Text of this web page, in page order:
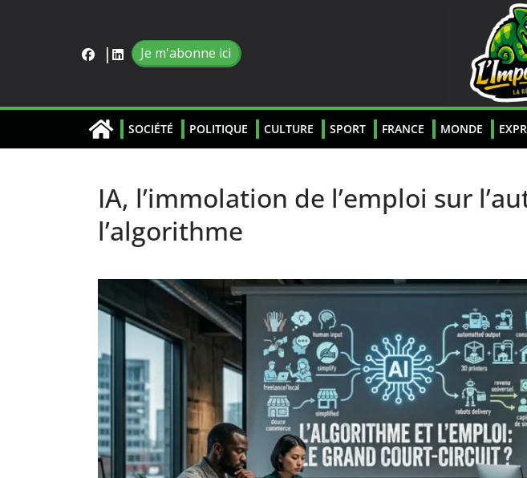
Je m'abonne ici
SOCIÉTÉ POLITIQUE CULTURE SPORT FRANCE MONDE
IA, l’immolation de l’emploi sur
l’algorithme